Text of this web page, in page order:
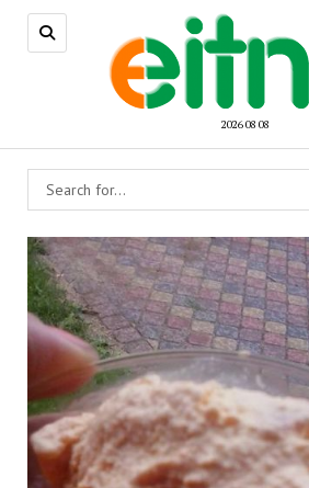
2026 08 08